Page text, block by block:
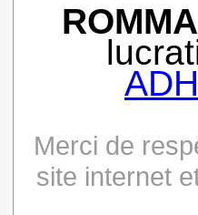
ROMMA
Merci de
site internet